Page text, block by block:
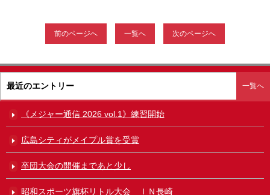
前のページへ 一覧へ 次のページへ
最近のエントリー 一覧へ
《メジャー通信 2026 vol.1》練習開始
広島シティがメイプル賞を受賞
卒団大会の開催まであと少し
昭和スポーツ旗杯リトル大会 ＩＮ長崎